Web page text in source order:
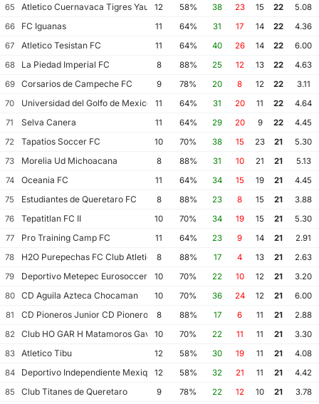
65
Atletico Cuernavaca Tigres Yautepec
12 58% 38 23 15 22
5.08
66
FC Iguanas 11 64% 31 17 14 22
4.36
67
Atletico Tesistan FC 11 64% 40 26 14 22
6.00
68
La Piedad Imperial FC 8 88% 25 12 13 22
4.63
69
Corsarios de Campeche FC 9 78% 20 8 12 22
3.11
70
Universidad del Golfo de Mexico FC
11 64% 31 20 11 22
4.64
71
Selva Canera 11 64% 29 20 9 22
4.45
72
Tapatios Soccer FC 10 70% 38 15 23 21
5.30
73
Morelia Ud Michoacana 8 88% 31 10 21 21
5.13
74
Oceania FC 11 64% 34 15 19 21
4.45
75
Estudiantes de Queretaro FC 8 88% 23 8 15 21
3.88
76
Tepatitlan FC II 10 70% 34 19 15 21
5.30
77
Pro Training Camp FC 11 64% 23 9 14 21
2.91
78
H2O Purepechas FC Club Atletico Morelia II
8 88% 17 4 13 21
2.63
79
Deportivo Metepec Eurosoccer FC
10 70% 22 10 12 21
3.20
80
CD Aguila Azteca Chocaman 10 70% 36 24 12 21
6.00
81
CD Pioneros Junior CD Pioneros de Cancun II
8 88% 17 6 11 21
2.88
82
Club HO GAR H Matamoros Gavilanes FC Matamoros II
10 70% 22 11 11 21
3.30
83
Atletico Tibu 12 58% 30 19 11 21
4.08
84
Deportivo Independiente Mexiquense
12 58% 32 21 11 21
4.42
85
Club Titanes de Queretaro 9 78% 22 12 10 21
3.78